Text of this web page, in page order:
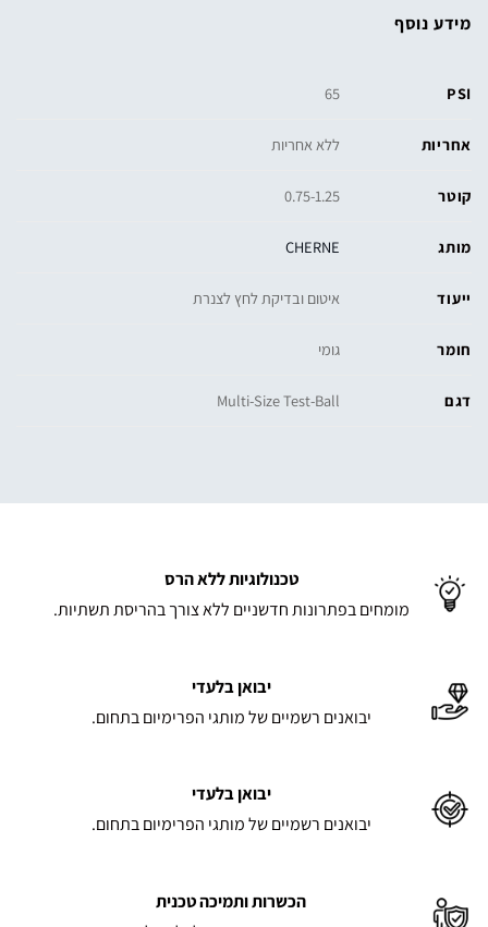
מידע נוסף
PSI
65
אחריות ללא אחריות
קוטר 0.75-1.25
מותג CHERNE
ייעוד איטום ובדיקת לחץ לצנרת
חומר גומי
דגם Multi-Size Test-Ball
טכנולוגיות ללא הרס
מומחים בפתרונות חדשניים ללא צורך בהריסת תשתיות.
יבואן בלעדי
יבואנים רשמיים של מותגי הפרימיום בתחום.
יבואן בלעדי
יבואנים רשמיים של מותגי הפרימיום בתחום.
הכשרות ותמיכה טכנית